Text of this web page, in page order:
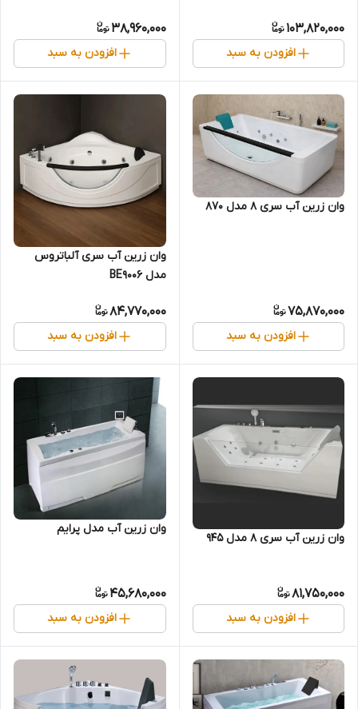
103,820,000
افزودن به سبد
38,960,000
افزودن به سبد
وان زرین آب سری 8 مدل 870
75,870,000
افزودن به سبد
وان زرین آب سری آلباتروس
مدل BE9006
84,770,000
افزودن به سبد
وان زرین آب سری 8 مدل 945
81,750,000
افزودن به سبد
وان زرین آب مدل پرایم
45,680,000
افزودن به سبد